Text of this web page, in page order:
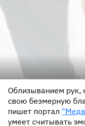
Облизыванием рук,
свою безмерную
пишет портал
умеет считывать